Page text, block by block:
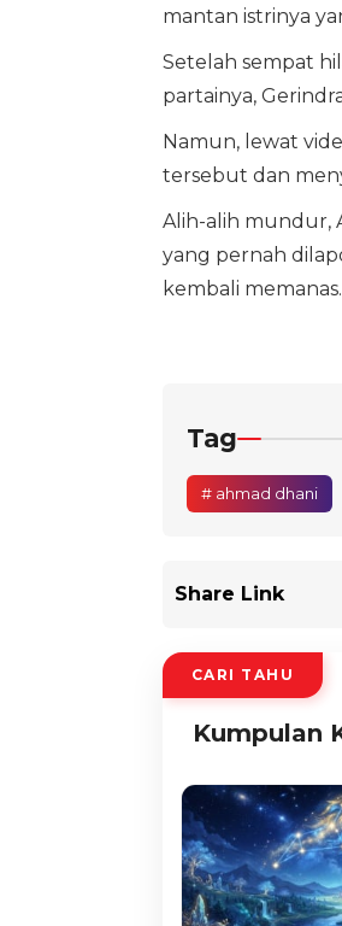
mantan istrinya
Setelah sempat
partainya,
Namun, lewat
tersebut dan
Alih-alih mundur,
yang pernah
kembali memanas.
Tag
# ahmad dhani
Share Link
CARI TAHU
Kumpulan